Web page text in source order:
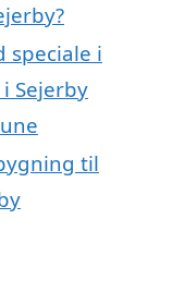
speciale i
Sejerby
til